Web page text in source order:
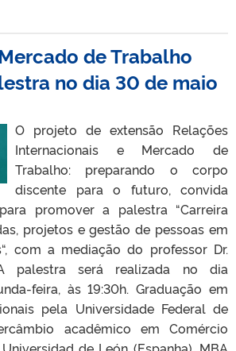
de Trabalho
no dia 30 de maio
O projeto de extensão Relações
Internacionais e Mercado de
Trabalho: preparando o corpo
discente para o futuro, convida
promover a palestra “Carreira
projetos e gestão de pessoas em
com a mediação do professor Dr.
palestra será realizada no dia
feira, às 19:30h. Graduação em
pela Universidade Federal de
acadêmico em Comércio
de León (Espanha), MBA